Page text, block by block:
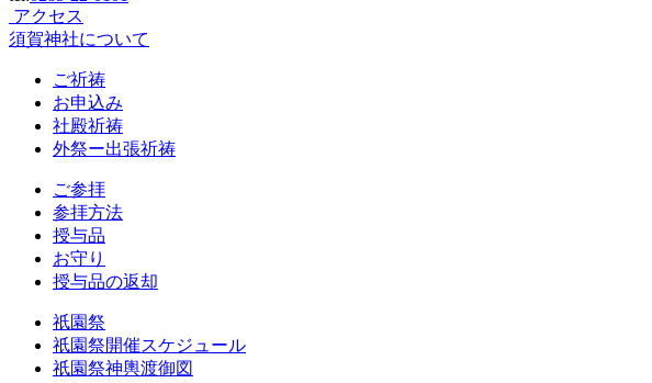
アクセス
須賀神社について
ご祈祷
お申込み
社殿祈祷
外祭ー出張祈祷
ご参拝
参拝方法
授与品
お守り
授与品の返却
祇園祭
祇園祭開催スケジュール
祇園祭神輿渡御図